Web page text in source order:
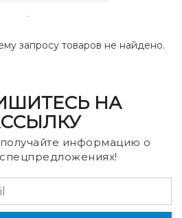
запросу товаров не найдено.
НА
информацию о